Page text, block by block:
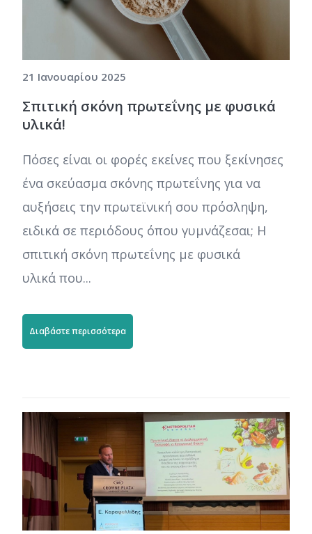
21 Ιανουαρίου 2025
Σπιτική σκόνη πρωτεΐνης με φυσικά
υλικά!
Πόσες είναι οι φορές εκείνες που ξεκίνησες
ένα σκεύασμα σκόνης πρωτεΐνης για να
αυξήσεις την πρωτεϊνική σου πρόσληψη,
ειδικά σε περιόδους όπου γυμνάζεσαι; Η
σπιτική σκόνη πρωτεΐνης με φυσικά
υλικά που...
Διαβάστε περισσότερα